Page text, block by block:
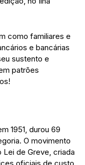
como familiares e
e bancárias
sustento e
patrões
1951, durou 69
O movimento
de Greve, criada